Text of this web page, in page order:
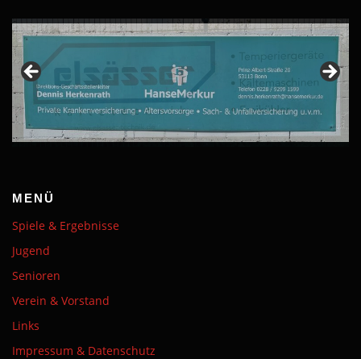
MENÜ
Spiele & Ergebnisse
Jugend
Senioren
Verein & Vorstand
Links
Impressum & Datenschutz